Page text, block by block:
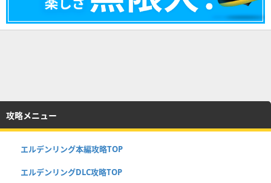
攻略メニュー
エルデンリング本編攻略TOP
エルデンリングDLC攻略TOP